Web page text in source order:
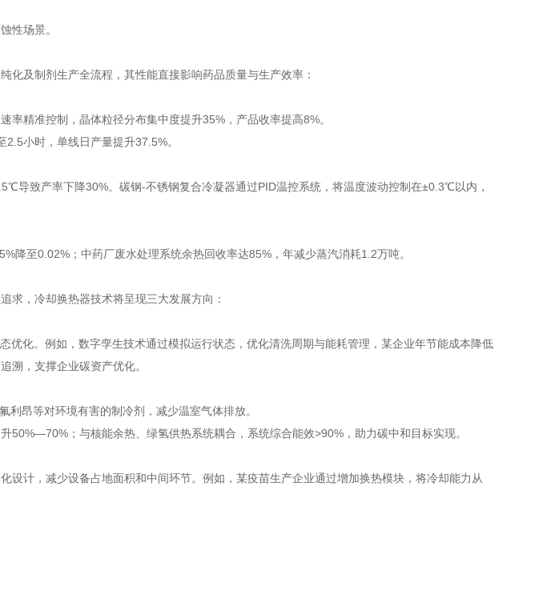
性场景。
化及制剂生产全流程，其性能直接影响药品质量与生产效率：
率精准控制，晶体粒径分布集中度提升35%，产品收率提高8%。
小时，单线日产量提升37.5%。
导致产率下降30%。碳钢-不锈钢复合冷凝器通过PID温控系统，将温度波动控制在±0.3℃以内，
降至0.02%；中药厂废水处理系统余热回收率达85%，年减少蒸汽消耗1.2万吨。
求，冷却换热器技术将呈现三大发展方向：
优化。例如，数字孪生技术通过模拟运行状态，优化清洗周期与能耗管理，某企业年节能成本降低
溯，支撑企业碳资产优化。
利昂等对环境有害的制冷剂，减少温室气体排放。
50%—70%；与核能余热、绿氢供热系统耦合，系统综合能效>90%，助力碳中和目标实现。
设计，减少设备占地面积和中间环节。例如，某疫苗生产企业通过增加换热模块，将冷却能力从